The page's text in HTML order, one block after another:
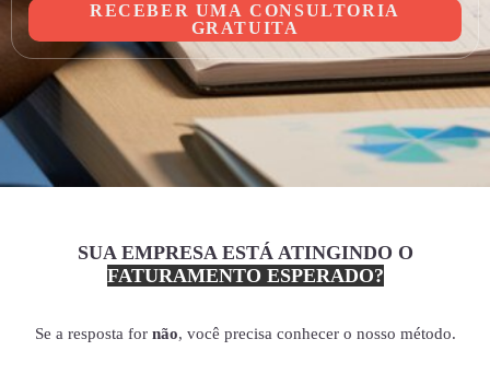
RECEBER UMA CONSULTORIA
GRATUITA
SUA EMPRESA ESTÁ ATINGINDO O
FATURAMENTO ESPERADO?
Se a resposta for não, você precisa conhecer o nosso método.